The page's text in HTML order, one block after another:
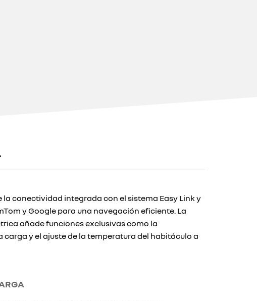
la conectividad integrada con el sistema Easy Link y
y Google para una navegación eficiente. La
añade funciones exclusivas como la
carga y el ajuste de la temperatura del habitáculo a